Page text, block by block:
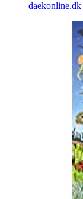
daekonline.dk